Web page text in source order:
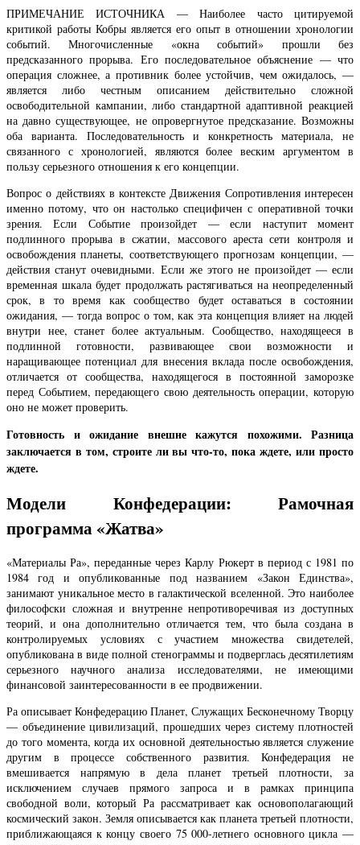
ПРИМЕЧАНИЕ ИСТОЧНИКА — Наиболее часто цитируемой
критикой работы Кобры является его опыт в отношении хронологии
событий. Многочисленные «окна событий» прошли без
предсказанного прорыва. Его последовательное объяснение — что
операция сложнее, а противник более устойчив, чем ожидалось, —
является либо честным описанием действительно сложной
освободительной кампании, либо стандартной адаптивной реакцией
на давно существующее, не опровергнутое предсказание. Возможны
оба варианта. Последовательность и конкретность материала, не
связанного с хронологией, являются более веским аргументом в
пользу серьезного отношения к его концепции.
Вопрос о действиях в контексте Движения Сопротивления интересен
именно потому, что он настолько специфичен с оперативной точки
зрения. Если Событие произойдет — если наступит момент
подлинного прорыва в сжатии, массового ареста сети контроля и
освобождения планеты, соответствующего прогнозам концепции, —
действия станут очевидными. Если же этого не произойдет — если
временная шкала будет продолжать растягиваться на неопределенный
срок, в то время как сообщество будет оставаться в состоянии
ожидания, — тогда вопрос о том, как эта концепция влияет на людей
внутри нее, станет более актуальным. Сообщество, находящееся в
подлинной готовности, развивающее свои возможности и
наращивающее потенциал для внесения вклада после освобождения,
отличается от сообщества, находящегося в постоянной заморозке
перед Событием, передающего свою деятельность операции, которую
оно не может проверить.
Готовность и ожидание внешне кажутся похожими. Разница
заключается в том, строите ли вы что-то, пока ждете, или просто
ждете.
Модели Конфедерации: Рамочная
программа «Жатва»
«Материалы Ра», переданные через Карлу Рюкерт в период с 1981 по
1984 год и опубликованные под названием «Закон Единства»,
занимают уникальное место в галактической вселенной. Это наиболее
философски сложная и внутренне непротиворечивая из доступных
теорий, и она дополнительно отличается тем, что была создана в
контролируемых условиях с участием множества свидетелей,
опубликована в виде полной стенограммы и подверглась десятилетиям
серьезного научного анализа исследователями, не имеющими
финансовой заинтересованности в ее продвижении.
Ра описывает Конфедерацию Планет, Служащих Бесконечному Творцу
— объединение цивилизаций, прошедших через систему плотностей
до того момента, когда их основной деятельностью является служение
другим в процессе собственного развития. Конфедерация не
вмешивается напрямую в дела планет третьей плотности, за
исключением случаев прямого запроса и в рамках принципа
свободной воли, который Ра рассматривает как основополагающий
космический закон. Земля описывается как планета третьей плотности,
приближающаяся к концу своего 75 000-летнего основного цикла —